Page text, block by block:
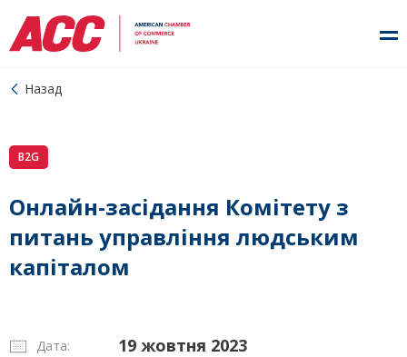
Назад
B2G
Онлайн-засідання Комітету з
питань управління людським
капіталом
Дата: 19 жовтня 2023